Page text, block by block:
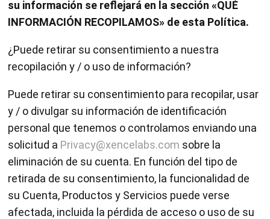
su información se reflejará en la sección «QUÉ
INFORMACIÓN RECOPILAMOS» de esta Política.
¿Puede retirar su consentimiento a nuestra
recopilación y / o uso de información?
Puede retirar su consentimiento para recopilar, usar
y / o divulgar su información de identificación
personal que tenemos o controlamos enviando una
solicitud a Privacy@xencelabs.com sobre la
eliminación de su cuenta. En función del tipo de
retirada de su consentimiento, la funcionalidad de
su Cuenta, Productos y Servicios puede verse
afectada, incluida la pérdida de acceso o uso de su